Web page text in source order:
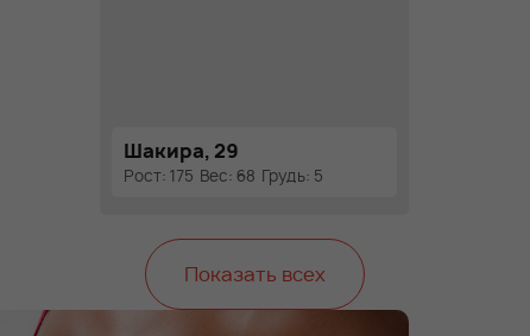
Шакира, 29
Рост: 175 Вес: 68 Грудь: 5
Показать всех